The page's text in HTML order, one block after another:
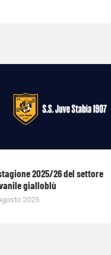
2025/26 del settore
gialloblù
2025